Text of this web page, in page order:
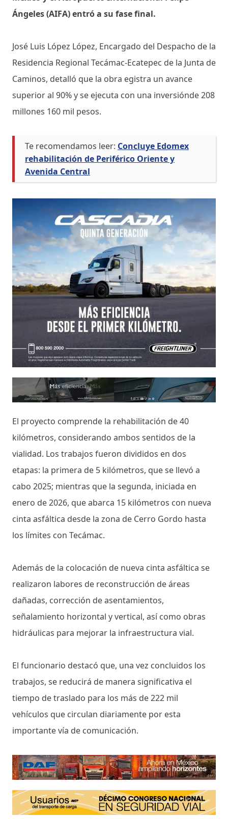
Ángeles (AIFA) entró a su fase final.
José Luis López López, Encargado del Despacho de la
Residencia Regional Tecámac-Ecatepec de la Junta de
Caminos, detalló que la obra egistra un avance
superior al 90% y se ejecuta con una inversiónde 208
millones 160 mil pesos.
Te recomendamos leer: Concluye Edomex
rehabilitación de Periférico Oriente y
Avenida Central
El proyecto comprende la rehabilitación de 40
kilómetros, considerando ambos sentidos de la
vialidad. Los trabajos fueron divididos en dos
etapas: la primera de 5 kilómetros, que se llevó a
cabo 2025; mientras que la segunda, iniciada en
enero de 2026, que abarca 15 kilómetros con nueva
cinta asfáltica desde la zona de Cerro Gordo hasta
los límites con Tecámac.
Además de la colocación de nueva cinta asfáltica se
realizaron labores de reconstrucción de áreas
dañadas, corrección de asentamientos,
señalamiento horizontal y vertical, así como obras
hidráulicas para mejorar la infraestructura vial.
El funcionario destacó que, una vez concluidos los
trabajos, se reducirá de manera significativa el
tiempo de traslado para los más de 222 mil
vehículos que circulan diariamente por esta
importante vía de comunicación.